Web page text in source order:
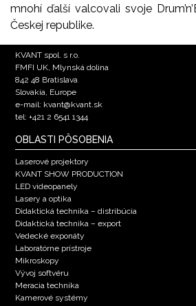
mnohí ďalší valcovali svoje
Českej republike.
KVANT spol. s r.o.
FMFI UK, Mlynská dolina
842 48 Bratislava
Slovakia, Europe
e-mail: kvant@kvant.sk
tel: +421 2 6541 1344
OBLASTI PÔSOBENIA
Laserové projektory
KVANT SHOW PRODUCTION
LED videopanely
Lasery a optika
Didaktická technika – distribúcia
Didaktická technika – export
Vedecké exponáty
Laboratórne prístroje
Mikroskopy
Vývoj softvéru
Meracia technika
Kamerové systémy